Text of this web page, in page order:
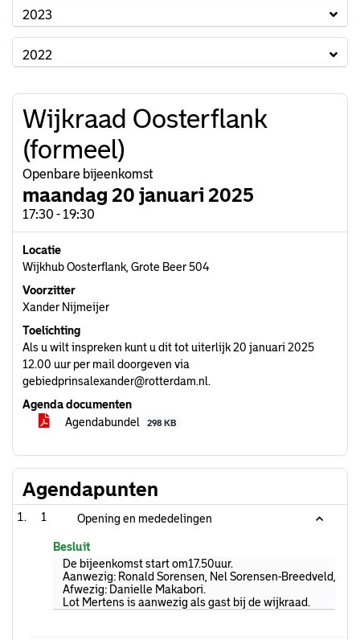
2023
2022
Wijkraad Oosterflank
(formeel)
Openbare bijeenkomst
maandag 20 januari 2025
17:30 - 19:30
Locatie
Wijkhub Oosterflank, Grote Beer 504
Voorzitter
Xander Nijmeijer
Toelichting
Als u wilt inspreken kunt u dit tot uiterlijk 20 januari 2025
12.00 uur per mail doorgeven via
gebiedprinsalexander@rotterdam.nl.
Agenda documenten
Agendabundel
298 KB
Agendapunten
1 Opening en mededelingen
Besluit
De bijeenkomst start om17.50uur.
Aanwezig: Ronald Sorensen, Nel Sorensen-Breedveld,
Afwezig: Danielle Makabori.
Lot Mertens is aanwezig als gast bij de wijkraad.